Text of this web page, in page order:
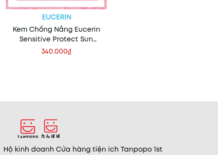
EUCERIN
Kem Chống Nắng Eucerin
Sensitive Protect Sun
Fluid SPF50+ 50ml
340.000₫
Hộ kinh doanh Cửa hàng tiện ích Tanpopo 1st